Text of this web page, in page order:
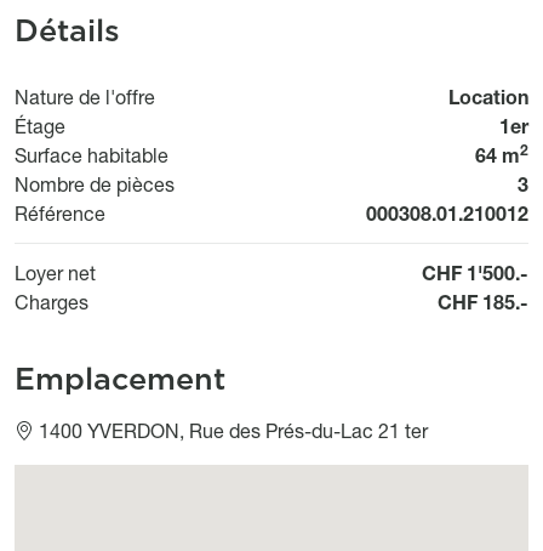
Détails
Nature de l'offre
Location
Étage
1er
Surface habitable
64 m2
Nombre de pièces
3
Référence
000308.01.210012
Loyer net
CHF 1'500.-
Charges
CHF 185.-
Emplacement
1400 YVERDON, Rue des Prés-du-Lac 21 ter